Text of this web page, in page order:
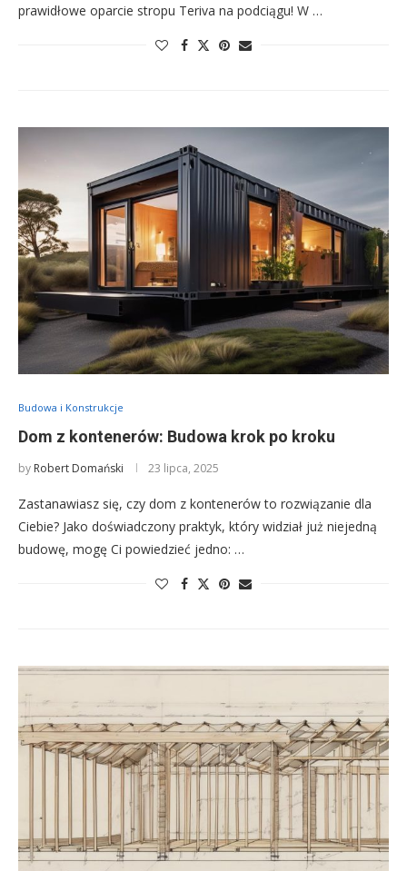
prawidłowe oparcie stropu Teriva na podciągu! W …
Budowa i Konstrukcje
Dom z kontenerów: Budowa krok po kroku
by Robert Domański 23 lipca, 2025
Zastanawiasz się, czy dom z kontenerów to rozwiązanie dla
Ciebie? Jako doświadczony praktyk, który widział już niejedną
budowę, mogę Ci powiedzieć jedno: …